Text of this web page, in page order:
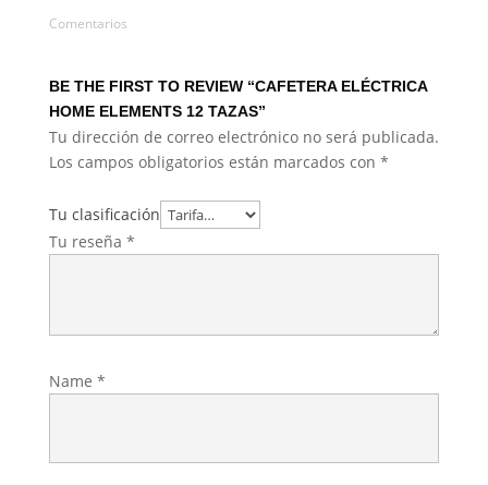
Comentarios
BE THE FIRST TO REVIEW “CAFETERA ELÉCTRICA
HOME ELEMENTS 12 TAZAS”
Tu dirección de correo electrónico no será publicada.
Los campos obligatorios están marcados con *
Tu clasificación
Tu reseña *
Name *